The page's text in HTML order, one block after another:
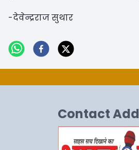
-देवेन्द्रराज सुथार
Contact